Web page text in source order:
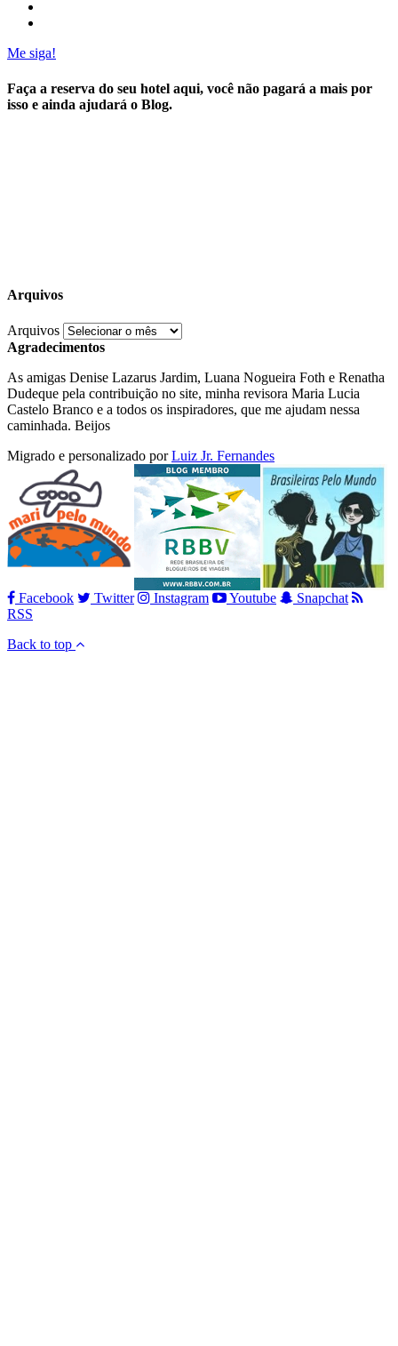
Me siga!
Faça a reserva do seu hotel aqui, você não pagará a mais por
isso e ainda ajudará o Blog.
Arquivos
Arquivos
Agradecimentos
As amigas Denise Lazarus Jardim, Luana Nogueira Foth e Renatha
Dudeque pela contribuição no site, minha revisora Maria Lucia
Castelo Branco e a todos os inspiradores, que me ajudam nessa
caminhada. Beijos
Migrado e personalizado porLuiz Jr. Fernandes
Facebook Twitter Instagram Youtube
Snapchat
RSS
Back to top